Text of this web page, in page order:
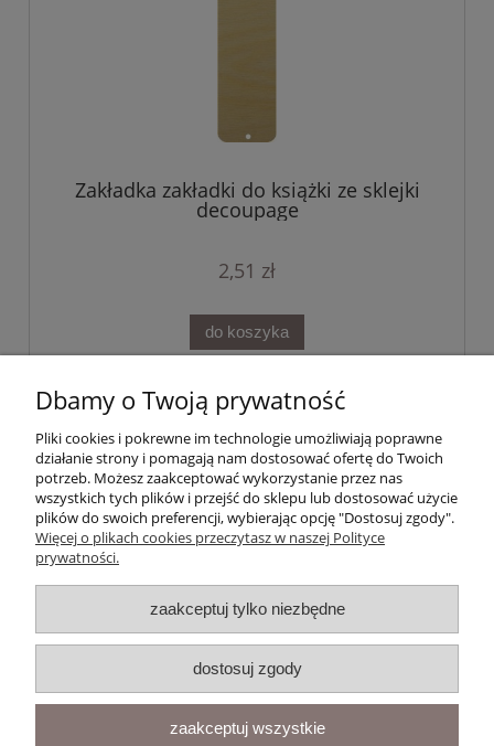
Zakładka zakładki do książki ze sklejki
decoupage
2,51 zł
do koszyka
Pomoc
Integrujmy się!
Moje konto
Płatności i dostawa
Informacje
O nas
Dbamy o Twoją prywatność
Pliki cookies i pokrewne im technologie umożliwiają poprawne
działanie strony i pomagają nam dostosować ofertę do Twoich
potrzeb. Możesz zaakceptować wykorzystanie przez nas
wszystkich tych plików i przejść do sklepu lub dostosować użycie
plików do swoich preferencji, wybierając opcję "Dostosuj zgody".
Więcej o plikach cookies przeczytasz w naszej Polityce
prywatności.
zaakceptuj tylko niezbędne
dostosuj zgody
zaakceptuj wszystkie